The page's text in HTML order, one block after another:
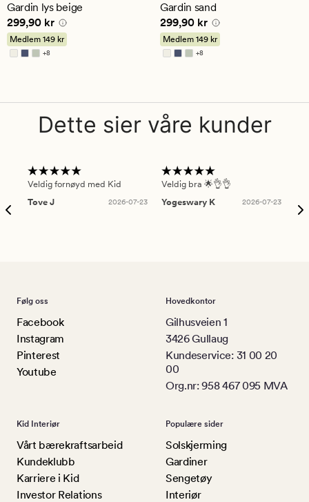
gjennomsnittlig
vurdering
på
4.5
Gardin lys beige
Pris 299,90 kr
299,90 kr
Medlem 149 kr
+8
Tilgjengelig i flere farger
gjennomsnittlig
vurdering
på
4.5
Gardin sand
Pris 299,90 kr
299,90 kr
Medlem 149 kr
+8
Tilgjengelig i flere farger
Dette sier våre kunder
Veldig fornøyd med Kid
Tove J
2026-07-23
Veldig bra 🌟👌👌
Yogeswary K
2026-07-23
Følg oss
Facebook
Instagram
Pinterest
Youtube
Hovedkontor
Gilhusveien 1
3426 Gullaug
Kundeservice: 31 00 20
00
Org.nr: 958 467 095 MVA
Kid Interiør
Vårt bærekraftsarbeid
Kundeklubb
Karriere i Kid
Investor Relations
Populære sider
Solskjerming
Gardiner
Sengetøy
Interiør